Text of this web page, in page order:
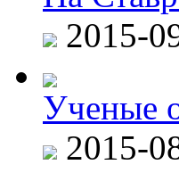
2015-
Ученые
2015-